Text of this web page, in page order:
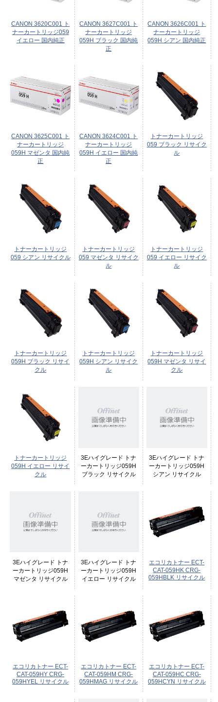
CANON 3620C001 ト
ナーカートリッジ059
イエロー 国内純正
CANON 3627C001 ト
ナーカートリッジ
059H ブラック 国内純
正
CANON 3626C001 ト
ナーカートリッジ
059H シアン 国内純正
CANON 3625C001 ト
ナーカートリッジ
059H マゼンタ 国内純
正
CANON 3624C001 ト
ナーカートリッジ
059H イエロー 国内純
正
トナーカートリッジ
059 ブラック リサイク
ル
トナーカートリッジ
059 シアン リサイクル
トナーカートリッジ
059 マゼンタ リサイク
ル
トナーカートリッジ
059 イエロー リサイク
ル
トナーカートリッジ
059H ブラック リサイ
クル
トナーカートリッジ
059H シアン リサイク
ル
トナーカートリッジ
059H マゼンタ リサイ
クル
トナーカートリッジ
059H イエロー リサイ
クル
3Eハイグレード トナ
ーカートリッジ059H
ブラック リサイクル
3Eハイグレード トナ
ーカートリッジ059H
シアン リサイクル
3Eハイグレード トナ
ーカートリッジ059H
マゼンタ リサイクル
3Eハイグレード トナ
ーカートリッジ059H
イエロー リサイクル
エコリカトナー ECT-
CAT-059HK CRG-
059HBLK リサイクル
エコリカトナー ECT-
CAT-059HY CRG-
059HYEL リサイクル
エコリカトナー ECT-
CAT-059HM CRG-
059HMAG リサイクル
エコリカトナー ECT-
CAT-059HC CRG-
059HCYN リサイクル